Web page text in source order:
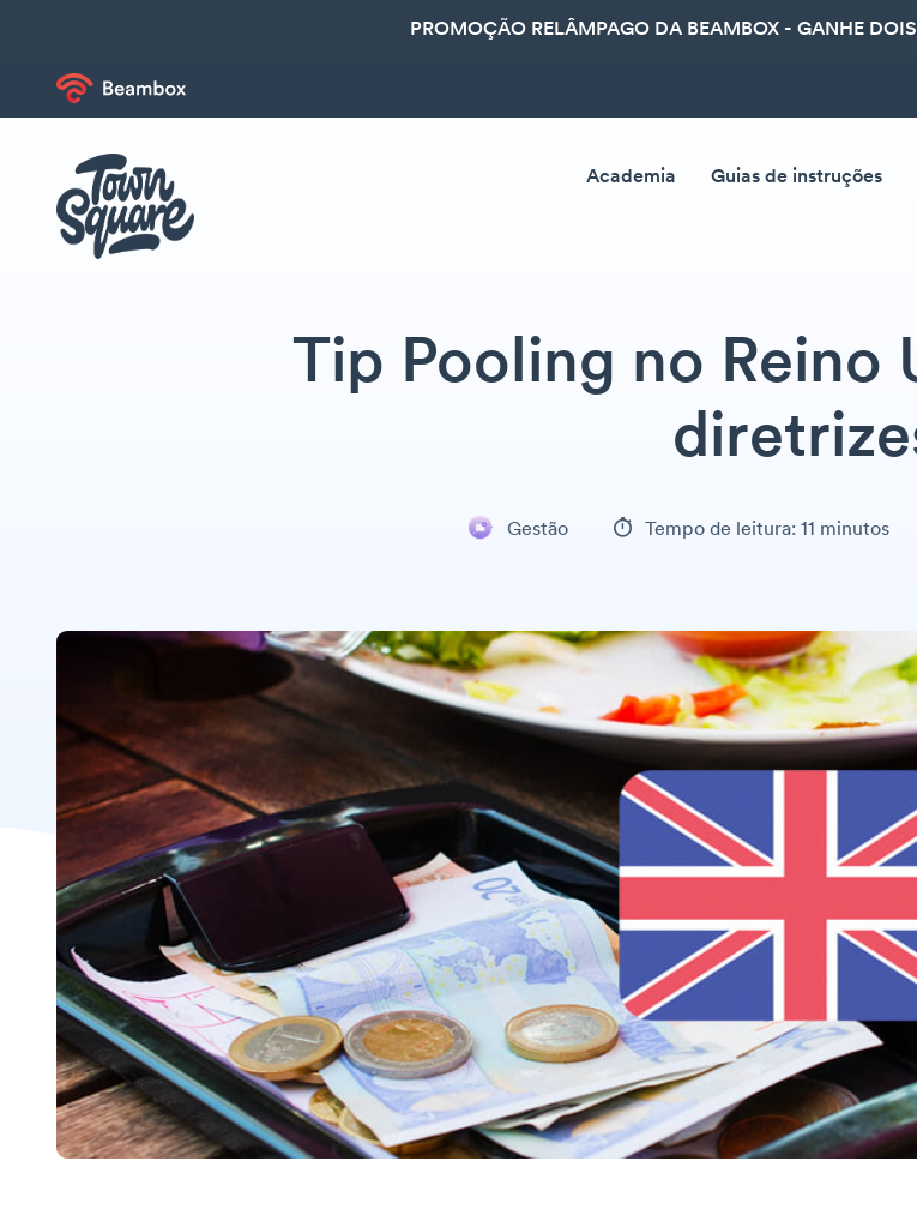
PROMOÇÃO RELÂMPAGO DA BEAMBOX - GANHE
Academia Guias de instruções
Tip Pooling no Reino
Gestão Tempo de leitura: 11 minutos